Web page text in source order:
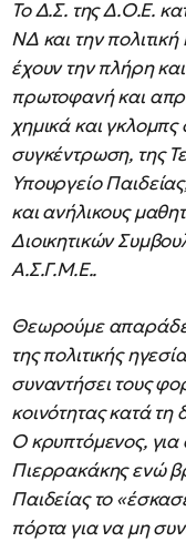
Το Δ.Σ. της Δ.Ο.Ε.
ΝΔ και την
έχουν την πλήρη
πρωτοφανή και
χημικά και
συγκέντρωση, της
Υπουργείο
και ανήλικους
Διοικητικών
Α.Σ.Γ.Μ.Ε..
Θεωρούμε
της πολιτικής
συναντήσει τους
κοινότητας κατά τη
Ο κρυπτόμενος,
Πιερρακάκης ενώ
Παιδείας το
πόρτα για να μη